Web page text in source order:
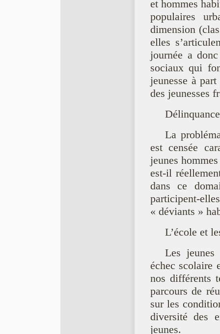
et hommes
populaires
dimension
elles
journée a
sociaux qui
jeunesse à
des jeunesses
La
est censée
jeunes
est-il
dans ce
participent-
« déviants »
L’école et
Les
échec scolaire
nos différents
parcours de
sur les
diversité des
jeunes.